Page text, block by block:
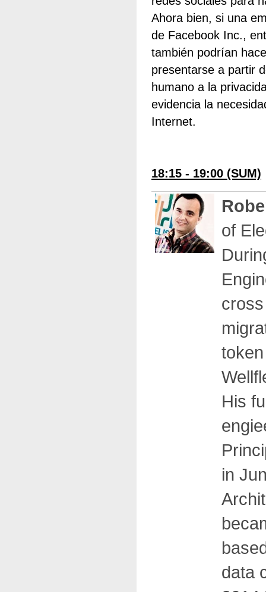
Ahora bien, si una
de Facebook Inc.,
también podrían
presentarse a partir
humano a la
evidencia la
Internet.
18:15 - 19:00 (SUM)
of
His
in
data